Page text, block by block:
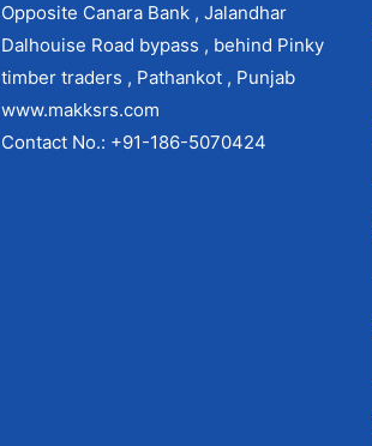
Opposite Canara Bank , Jalandhar
Dalhouise Road bypass , behind Pinky
timber traders , Pathankot , Punjab
www.makksrs.com
Contact No.: +91-186-5070424